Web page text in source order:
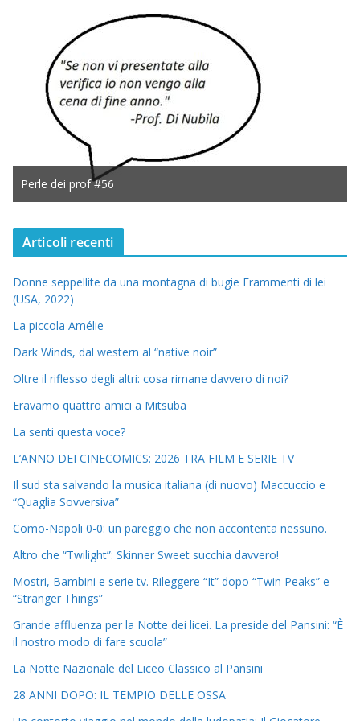
Perle dei prof #56
Articoli recenti
Donne seppellite da una montagna di bugie Frammenti di lei
(USA, 2022)
La piccola Amélie
Dark Winds, dal western al “native noir”
Oltre il riflesso degli altri: cosa rimane davvero di noi?
Eravamo quattro amici a Mitsuba
La senti questa voce?
L’ANNO DEI CINECOMICS: 2026 TRA FILM E SERIE TV
Il sud sta salvando la musica italiana (di nuovo) Maccuccio e
“Quaglia Sovversiva”
Como-Napoli 0-0: un pareggio che non accontenta nessuno.
Altro che “Twilight”: Skinner Sweet succhia davvero!
Mostri, Bambini e serie tv. Rileggere “It” dopo “Twin Peaks” e
“Stranger Things”
Grande affluenza per la Notte dei licei. La preside del Pansini: “È
il nostro modo di fare scuola”
La Notte Nazionale del Liceo Classico al Pansini
28 ANNI DOPO: IL TEMPIO DELLE OSSA